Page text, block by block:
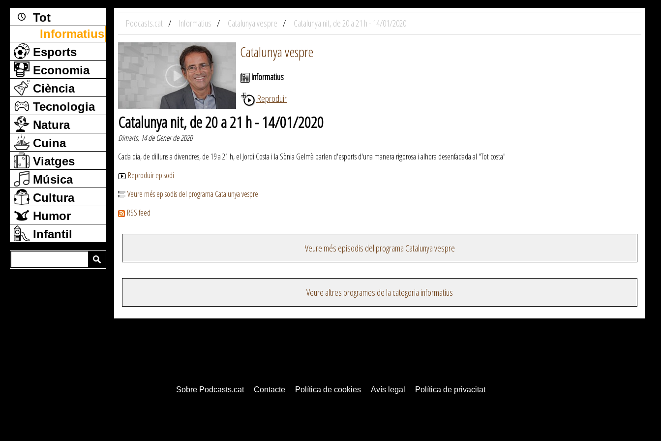
Tot
Informatius
Esports
Economia
Ciència
Tecnologia
Natura
Cuina
Viatges
Música
Cultura
Humor
Infantil
Podcasts.cat Informatius Catalunya vespre Catalunya nit, de 20 a 21 h - 14/01/2020
Catalunya vespre
Informatius
Reproduir
Catalunya nit, de 20 a 21 h - 14/01/2020
Dimarts, 14 de Gener de 2020
Cada dia, de dilluns a divendres, de 19 a 21 h, el Jordi Costa i la Sònia Gelmà parlen d'esports d'una manera rigorosa i alhora desenfadada al "Tot costa"
Reproduir episodi
Veure més episodis del programa Catalunya vespre
RSS feed
Veure més episodis del programa Catalunya vespre
Veure altres programes de la categoria informatius
Sobre Podcasts.cat Contacte Política de cookies Avís legal Política de privacitat